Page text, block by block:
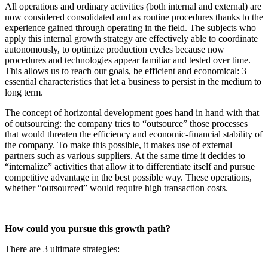
All operations and ordinary activities (both internal and external) are
now considered consolidated and as routine procedures thanks to the
experience gained through operating in the field. The subjects who
apply this internal growth strategy are effectively able to coordinate
autonomously, to optimize production cycles because now
procedures and technologies appear familiar and tested over time.
This allows us to reach our goals, be efficient and economical: 3
essential characteristics that let a business to persist in the medium to
long term.
The concept of horizontal development goes hand in hand with that
of outsourcing: the company tries to “outsource” those processes
that would threaten the efficiency and economic-financial stability of
the company. To make this possible, it makes use of external
partners such as various suppliers. At the same time it decides to
“internalize” activities that allow it to differentiate itself and pursue
competitive advantage in the best possible way. These operations,
whether “outsourced” would require high transaction costs.
How could you pursue this growth path?
There are 3 ultimate strategies: